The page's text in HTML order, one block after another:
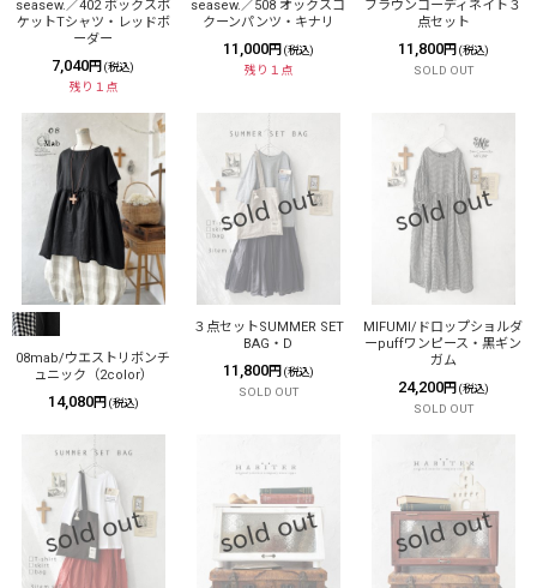
seasew.／402 ボックスポ
ケットTシャツ・レッドボ
ーダー
7,040円 (税込)
残り１点
seasew.／508 オックスコ
クーンパンツ・キナリ
11,000円 (税込)
残り１点
ブラウンコーディネイト３
点セット
11,800円 (税込)
SOLD OUT
08mab/ウエストリボンチ
ュニック（2color）
14,080円 (税込)
３点セットSUMMER SET
BAG・D
11,800円 (税込)
SOLD OUT
MIFUMI/ドロップショルダ
ーpuffワンピース・黒ギン
ガム
24,200円 (税込)
SOLD OUT